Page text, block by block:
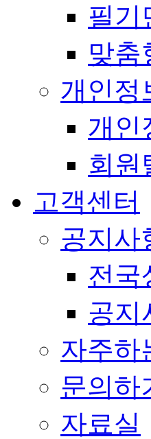
필기
맞춤
개인정
개인
회원
고객센터
공지사
전국
공지
자주하
문의하
자료실